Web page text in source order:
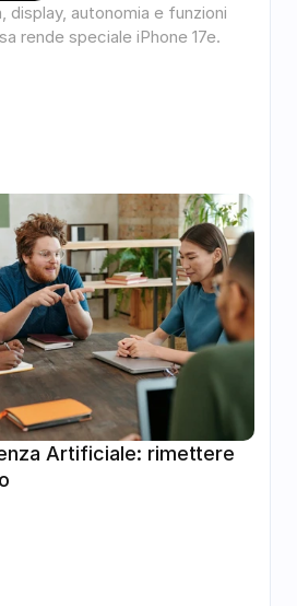
display, autonomia e funzioni
rende speciale iPhone 17e.
Artificiale: rimettere